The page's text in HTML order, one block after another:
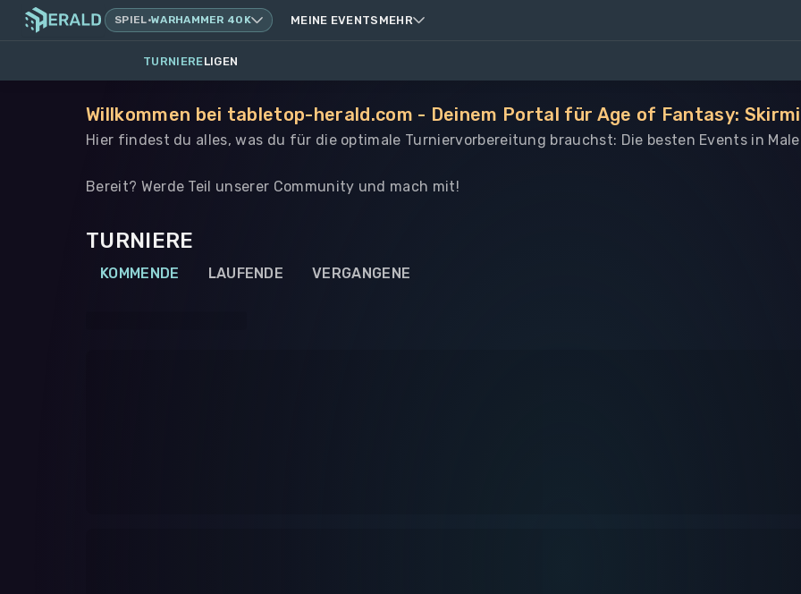
SPIEL·WARHAMMER 40K MEINE EVENTS MEHR
TURNIERELIGEN
Willkommen bei tabletop-herald.com - Deinem Portal für Age of Fantasy:
Hier findest du alles, was du für die optimale Turniervorbereitung brauchst: Die besten Events in
Bereit? Werde Teil unserer Community und mach mit!
TURNIERE
KOMMENDE LAUFENDE VERGANGENE